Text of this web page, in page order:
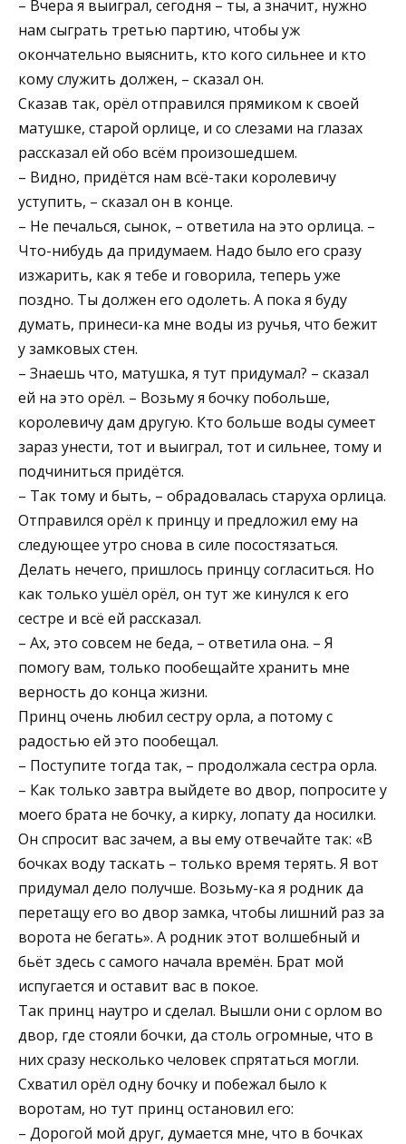
– Вчера я выиграл, сегодня – ты, а значит, нужно
нам сыграть третью партию, чтобы уж
окончательно выяснить, кто кого сильнее и кто
кому служить должен, – сказал он.
Сказав так, орёл отправился прямиком к своей
матушке, старой орлице, и со слезами на глазах
рассказал ей обо всём произошедшем.
– Видно, придётся нам всё-таки королевичу
уступить, – сказал он в конце.
– Не печалься, сынок, – ответила на это орлица. –
Что-нибудь да придумаем. Надо было его сразу
изжарить, как я тебе и говорила, теперь уже
поздно. Ты должен его одолеть. А пока я буду
думать, принеси-ка мне воды из ручья, что бежит
у замковых стен.
– Знаешь что, матушка, я тут придумал? – сказал
ей на это орёл. – Возьму я бочку побольше,
королевичу дам другую. Кто больше воды сумеет
зараз унести, тот и выиграл, тот и сильнее, тому и
подчиниться придётся.
– Так тому и быть, – обрадовалась старуха орлица.
Отправился орёл к принцу и предложил ему на
следующее утро снова в силе посостязаться.
Делать нечего, пришлось принцу согласиться. Но
как только ушёл орёл, он тут же кинулся к его
сестре и всё ей рассказал.
– Ах, это совсем не беда, – ответила она. – Я
помогу вам, только пообещайте хранить мне
верность до конца жизни.
Принц очень любил сестру орла, а потому с
радостью ей это пообещал.
– Поступите тогда так, – продолжала сестра орла.
– Как только завтра выйдете во двор, попросите у
моего брата не бочку, а кирку, лопату да носилки.
Он спросит вас зачем, а вы ему отвечайте так: «В
бочках воду таскать – только время терять. Я вот
придумал дело получше. Возьму-ка я родник да
перетащу его во двор замка, чтобы лишний раз за
ворота не бегать». А родник этот волшебный и
бьёт здесь с самого начала времён. Брат мой
испугается и оставит вас в покое.
Так принц наутро и сделал. Вышли они с орлом во
двор, где стояли бочки, да столь огромные, что в
них сразу несколько человек спрятаться могли.
Схватил орёл одну бочку и побежал было к
воротам, но тут принц остановил его:
– Дорогой мой друг, думается мне, что в бочках